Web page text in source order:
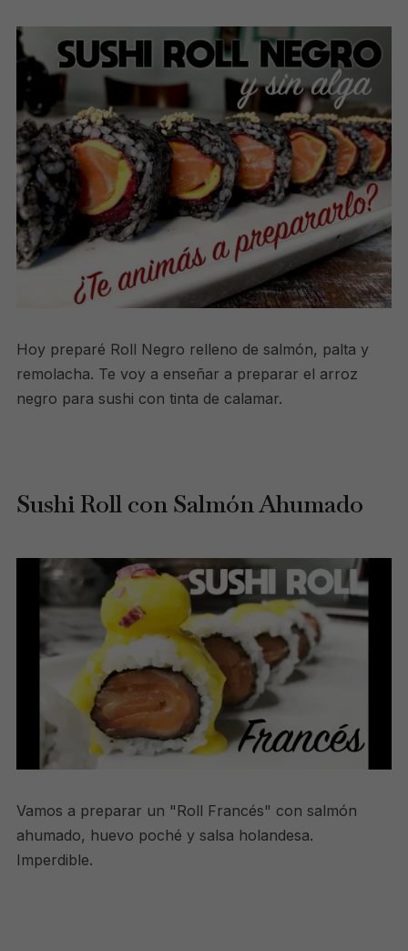
Hoy preparé Roll Negro relleno de salmón, palta y
remolacha. Te voy a enseñar a preparar el arroz
negro para sushi con tinta de calamar.
Sushi Roll con Salmón Ahumado
Vamos a preparar un "Roll Francés" con salmón
ahumado, huevo poché y salsa holandesa.
Imperdible.